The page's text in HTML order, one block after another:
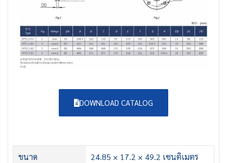
DOWNLOAD CATALOG
ขนาด 24.85 × 17.2 × 49.2 เซนติเมตร